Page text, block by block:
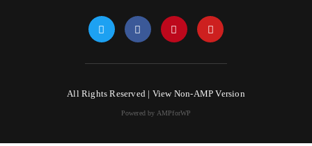
All Rights Reserved | View Non-AMP Version
Powered by AMPforWP